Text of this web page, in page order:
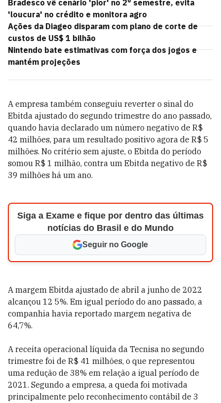
Bradesco vê cenário 'pior' no 2° semestre, evita
'loucura' no crédito e monitora agro
Ações da Diageo disparam com plano de corte de
custos de US$ 1 bilhão
Nintendo bate estimativas com força dos jogos e
mantém projeções
A empresa também conseguiu reverter o sinal do
Ebitda ajustado do segundo trimestre do ano passado,
quando havia declarado um número negativo de R$
42 milhões, para um resultado positivo agora de R$ 5
milhões. No critério sem ajuste, o Ebitda do período
somou R$ 1 milhão, contra um Ebitda negativo de R$
39 milhões há um ano.
Siga a Exame e fique por dentro das últimas
notícias do Brasil e do Mundo
Seguir no Google
A margem Ebitda ajustado de abril a junho de 2022
alcançou 12 5%. Em igual período do ano passado, a
companhia havia reportado margem negativa de
64,7%.
A receita operacional líquida da Tecnisa no segundo
trimestre foi de R$ 41 milhões, o que representou
uma redução de 38% em relação a igual período de
2021. Segundo a empresa, a queda foi motivada
principalmente pelo reconhecimento contábil de 3